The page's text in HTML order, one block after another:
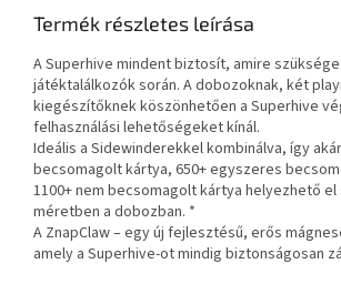
Termék részletes leírása
A Superhive mindent biztosít, amire
játéktalálkozók során. A dobozoknak, két
kiegészítőknek köszönhetően a Superhive
felhasználási lehetőségeket kínál.
Ideális a Sidewinderekkel kombinálva, így
becsomagolt kártya, 650+ egyszeres
1100+ nem becsomagolt kártya helyezhető el
méretben a dobozban. *
A ZnapClaw – egy új fejlesztésű, erős
amely a Superhive-ot mindig biztonságosan